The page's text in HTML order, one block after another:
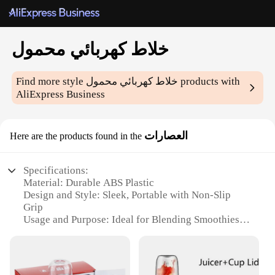
خلاط كهربائي محمول
Find more style خلاط كهربائي محمول products with
AliExpress Business
Here are the products found in the العصارات
Specifications:
Material: Durable ABS Plastic
Design and Style: Sleek, Portable with Non-Slip
Grip
Usage and Purpose: Ideal for Blending Smoothies,
Parts and Accessories: Comes with a Stainless Steel